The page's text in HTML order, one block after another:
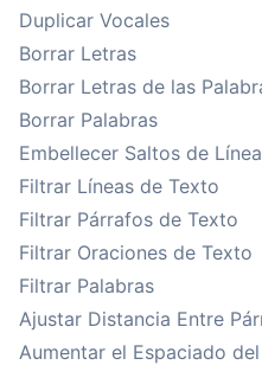
Duplicar Vocales
Borrar Letras
Borrar Letras de las
Borrar Palabras
Embellecer Saltos de Línea
Filtrar Líneas de Texto
Filtrar Párrafos de Texto
Filtrar Oraciones de Texto
Filtrar Palabras
Ajustar Distancia Entre
Aumentar el Espaciado